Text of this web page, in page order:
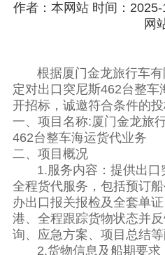
作者：本网站 时间：
网
根据厦门金龙旅行车有
定对出口突尼斯462台整车
开招标，诚邀符合条件的投
一、项目名称:厦门金龙旅
462台整车海运货代业务
二、项目概况
1.服务内容：提供出口
全程货代服务，包括预订
办出口报关报检及全套单
港、全程跟踪货物状态并
询、应急方案、项目总结等
2.货物信息及船期要求